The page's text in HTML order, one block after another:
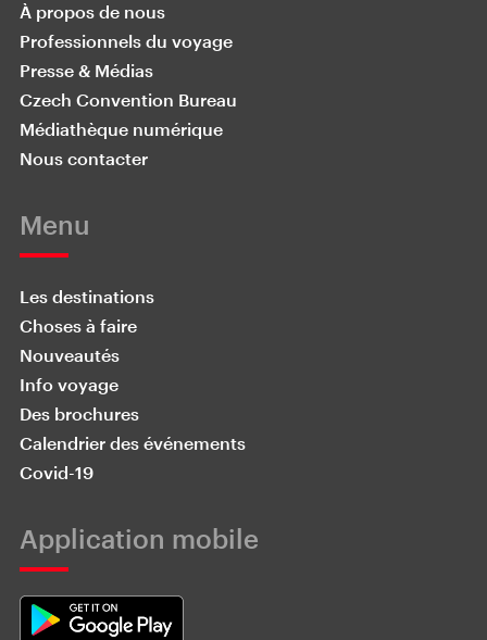
À propos de nous
Professionnels du voyage
Presse & Médias
Czech Convention Bureau
Médiathèque numérique
Nous contacter
Menu
Les destinations
Choses à faire
Nouveautés
Info voyage
Des brochures
Calendrier des événements
Covid-19
Application mobile